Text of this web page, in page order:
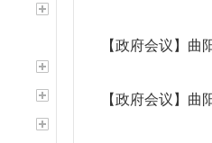
【政府会议】曲
【政府会议】曲